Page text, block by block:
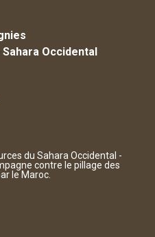
Occidental
du Sahara Occidental -
contre le pillage des
le Maroc.